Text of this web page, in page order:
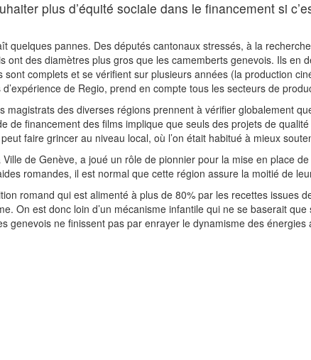
plus d’équité sociale dans le financement si
quelques pannes. Des députés cantonaux stressés, à la
ont des diamètres plus gros que les camemberts genevois. Ils
complets et se vérifient sur plusieurs années (la production
de Regio, prend en compte tous les secteurs de
magistrats des diverses régions prennent à vérifier globalement
de financement des films implique que seuls des projets de
faire grincer au niveau local, où l’on était habitué à mieux
de Genève, a joué un rôle de pionnier pour la mise en place
romandes, il est normal que cette région assure la moitié de
romand qui est alimenté à plus de 80% par les recettes
On est donc loin d’un mécanisme infantile qui ne se baserait
genevois ne finissent pas par enrayer le dynamisme des